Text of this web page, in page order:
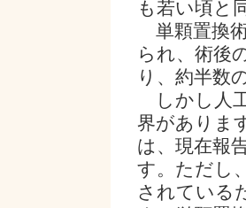
も若い頃と
単顆置換
られ、術後
り、約半数
しかし人
界がありま
は、現在報
す。ただし
されている